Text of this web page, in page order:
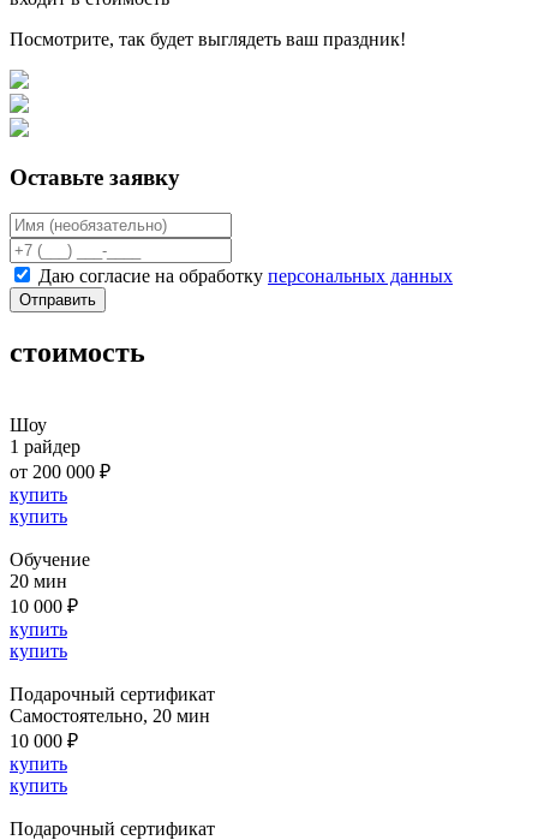
Посмотрите, так будет выглядеть ваш праздник!
Оставьте заявку
Даю согласие на обработку персональных данных
Отправить
стоимость
Шоу
1 райдер
от 200 000 ₽
купить
купить
Обучение
20 мин
10 000 ₽
купить
купить
Подарочный сертификат
Cамостоятельно, 20 мин
10 000 ₽
купить
купить
Подарочный сертификат